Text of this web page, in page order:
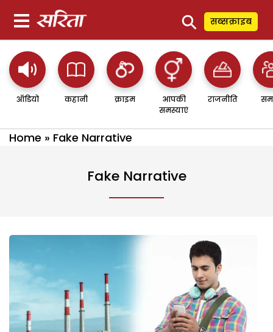
⚲ सब्सक्राइब
ऑडियो कहानी क्राइम
आपकी
समस्याएं
राजनीति
Home » Fake Narrative
Fake Narrative